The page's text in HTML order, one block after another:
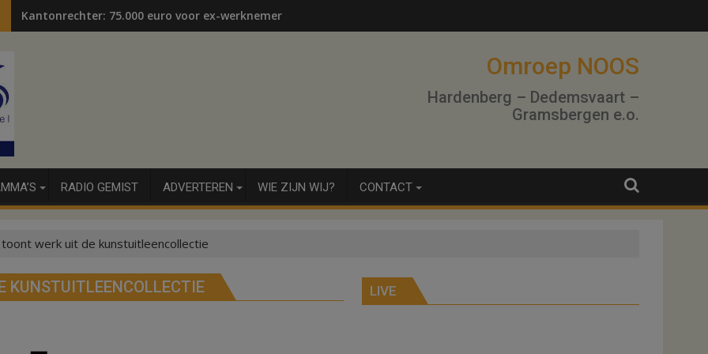
Kantonrechter: 75.000 euro voor ex-werknemers
Omroep NOOS
Hardenberg – Dedemsvaart –
Gramsbergen e.o.
RADIO GEMIST ADVERTEREN WIE ZIJN WIJ? CONTACT
werk uit de kunstuitleencollectie
KUNSTUITLEENCOLLECTIE LIVE